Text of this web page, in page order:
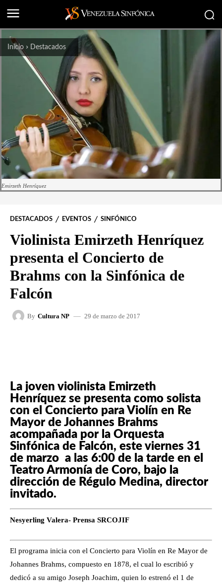
Inicio Destacados
Emirzeth Henríquez
DESTACADOS EVENTOS SINFÓNICO
Violinista Emirzeth Henríquez
presenta el Concierto de
Brahms con la Sinfónica de
Falcón
By Cultura NP 29 de marzo de 2017
La joven violinista Emirzeth
Henríquez se presenta como solista
con el Concierto para Violín en Re
Mayor de Johannes Brahms
acompañada por la Orquesta
Sinfónica de Falcón, este viernes 31
de marzo a las 6:00 de la tarde en el
Teatro Armonía de Coro, bajo la
dirección de Régulo Medina, director
invitado.
Nesyerling Valera- Prensa SRCOJIF
El programa inicia con el Concierto para Violín en Re Mayor de
Johannes Brahms, compuesto en 1878, el cual lo escribió y
dedicó a su amigo Joseph Joachim, quien lo estrenó el 1 de